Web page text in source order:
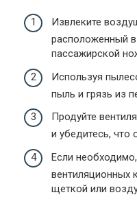
Извлеките
расположенный
пассажирской
Используя
пыль и грязь из
Продуйте
и убедитесь, что
Если
вентиляционных
щеткой или